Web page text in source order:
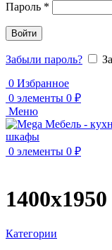
Пароль *
Войти
Забыли пароль?
0 Избранное
0 элементы 0 ₽
Меню
0 элементы 0 ₽
1400х1950
Категории